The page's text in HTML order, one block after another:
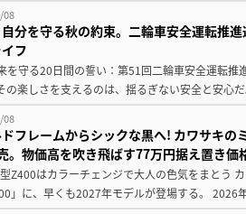
08
分を守る秋の約束。二輪車安全運転推
フ
を守る20日間の誓い：第51回二輪車安全運転
の楽しさを支えるのは、揺るぎない安全と安
08
フレームからシックな黒へ! カワサキ
。物価高を吹き飛ばす77万円据え置き価
Z400はカラーチェンジで大人の色気をまとう
」に、早くも2027年モデルが登場する。